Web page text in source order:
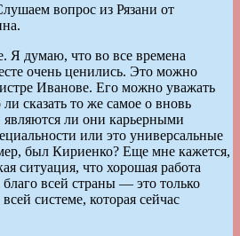
вопрос из Рязани от
Я думаю, что во все времена
очень ценились. Это можно
Иванове. Его можно уважать
сказать то же самое о вновь
ли они карьерными
или это универсальные
был Кириенко? Еще мне кажется,
ситуация, что хорошая работа
всей страны — это только
системе, которая сейчас